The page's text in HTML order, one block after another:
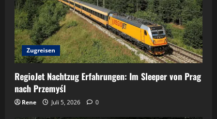
Zugreisen
RegioJet Nachtzug Erfahrungen: Im Sleeper von Prag
nach Przemyśl
Rene Juli 5, 2026 0